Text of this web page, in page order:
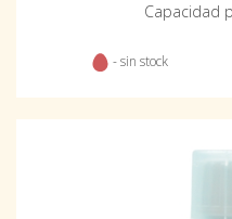
Capacidad
- sin stock